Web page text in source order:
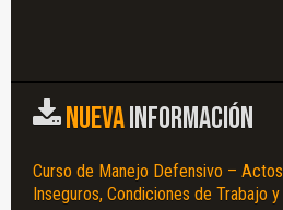
NUEVAINFORMACIÓN
Curso de Manejo Defensivo – Actos
Inseguros, Condiciones de Trabajo y